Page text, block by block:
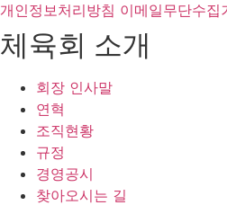
개인정보처리방침 이메일무단수집
체육회 소개
회장 인사말
연혁
조직현황
규정
경영공시
찾아오시는 길